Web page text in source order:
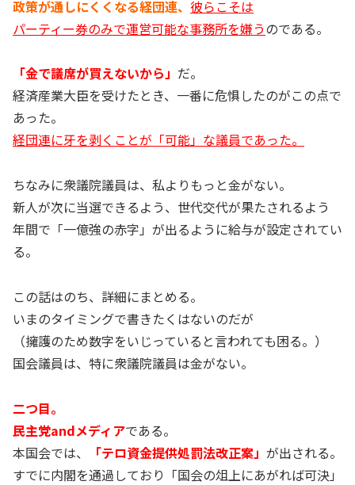
政策が通しにくくなる経団連、 彼らこそは
パーティー券のみで運営可能な事務所を嫌うのである。
「金で議席が買えないから」 だ。
経済産業大臣を受けたとき、一番に危惧したのがこの点で
あった。
経団連に牙を剥くことが「可能」な議員であった。
ちなみに衆議院議員は、私よりもっと金がない。
新人が次に当選できるよう、世代交代が果たされるよう
年間で「一億強の赤字」が出るように給与が設定されてい
る。
この話はのち、詳細にまとめる。
いまのタイミングで書きたくはないのだが
（擁護のため数字をいじっていると言われても困る。）
国会議員は、特に衆議院議員は金がない。
二つ目。
民主党andメディアである。
本国会では、
「テロ資金提供処罰法改正案」 が出される。
すでに内閣を通過しており「国会の俎上にあがれば可決」